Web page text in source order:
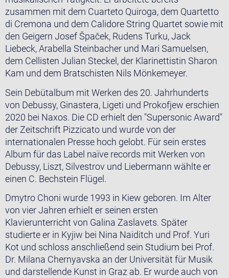
zusammen mit dem Cuarteto Quiroga, dem Quartetto
di Cremona und dem Calidore String Quartet sowie mit
den Geigern Josef Špaček, Rudens Turku, Jack
Liebeck, Arabella Steinbacher und Mari Samuelsen,
dem Cellisten Julian Steckel, der Klarinettistin Sharon
Kam und dem Bratschisten Nils Mönkemeyer.
Sein Debütalbum mit Werken des 20. Jahrhunderts
von Debussy, Ginastera, Ligeti und Prokofjew erschien
2020 bei Naxos. Die CD erhielt den "Supersonic Award"
der Zeitschrift Pizzicato und wurde von der
internationalen Presse hoch gelobt. Für sein erstes
Album für das Label naïve records mit Werken von
Debussy, Liszt, Silvestrov und Liebermann wählte er
einen C. Bechstein Flügel.
Dmytro Choni wurde 1993 in Kiew geboren. Im Alter
von vier Jahren erhielt er seinen ersten
Klavierunterricht von Galina Zaslavets. Später
studierte er in Kyjiw bei Nina Naiditch und Prof. Yuri
Kot und schloss anschließend sein Studium bei Prof.
Dr. Milana Chernyavska an der Universität für Musik
und darstellende Kunst in Graz ab. Er wurde auch von